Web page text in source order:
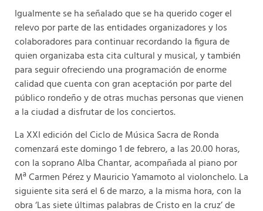
Igualmente se ha señalado que se ha querido coger el
relevo por parte de las entidades organizadores y los
colaboradores para continuar recordando la figura de
quien organizaba esta cita cultural y musical, y también
para seguir ofreciendo una programación de enorme
calidad que cuenta con gran aceptación por parte del
público rondeño y de otras muchas personas que vienen
a la ciudad a disfrutar de los conciertos.
La XXI edición del Ciclo de Música Sacra de Ronda
comenzará este domingo 1 de febrero, a las 20.00 horas,
con la soprano Alba Chantar, acompañada al piano por
Mª Carmen Pérez y Mauricio Yamamoto al violonchelo. La
siguiente sita será el 6 de marzo, a la misma hora, con la
obra ‘Las siete últimas palabras de Cristo en la cruz’ de